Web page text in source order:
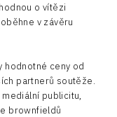
o vítězi
v závěru
hodnotné ceny od
partnerů soutěže.
publicitu,
brownfieldů